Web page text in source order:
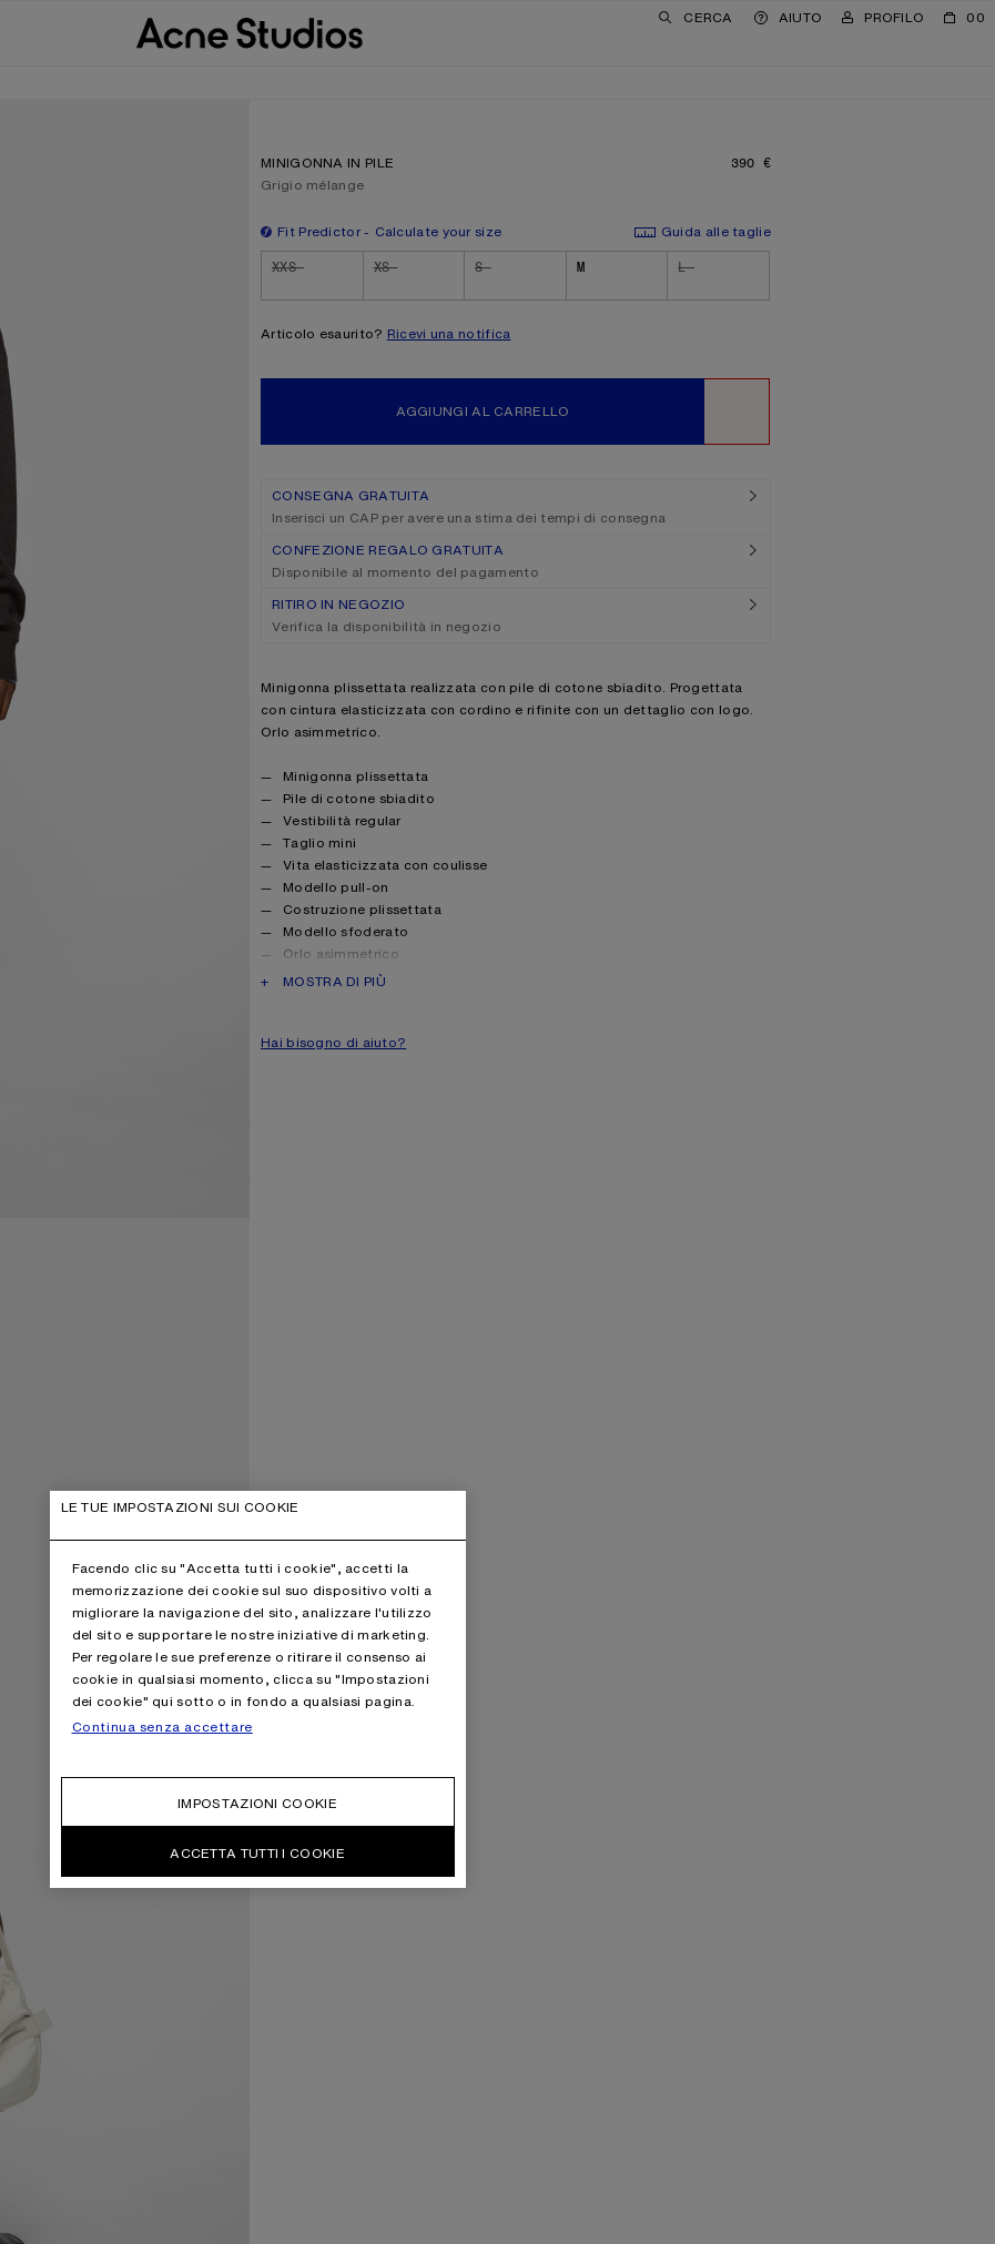
CERCA AIUTO PROFILO 00
MINIGONNA IN PILE PREZZO: 390 €.
390 €
Colore attuale:
Grigio mélange
Fit Predictor Calculate your size
Guida alle taglie
Size
XXS XS S M L
Articolo esaurito? Ricevi una notifica
AGGIUNGI AL CARRELLO
CONSEGNA GRATUITA
Inserisci un CAP per avere una stima dei tempi di consegna
CONFEZIONE REGALO GRATUITA
Disponibile al momento del pagamento
RITIRO IN NEGOZIO
Verifica la disponibilità in negozio
Product description
Minigonna plissettata realizzata con pile di cotone sbiadito. Progettata
con cintura elasticizzata con cordino e rifinite con un dettaglio con logo.
Orlo asimmetrico.
Product details
Minigonna plissettata
Pile di cotone sbiadito
Vestibilità regular
Taglio mini
Vita elasticizzata con coulisse
Modello pull-on
Costruzione plissettata
Modello sfoderato
Orlo asimmetrico
Vita regolabile
ID modello: FN-WN-SKIR000850
PRODUCT DESCRIPTION
MOSTRA DI PIÙ
Hai bisogno di aiuto?
LE TUE IMPOSTAZIONI SUI COOKIE
Facendo clic su "Accetta tutti i cookie", accetti la
memorizzazione dei cookie sul suo dispositivo volti a
migliorare la navigazione del sito, analizzare l'utilizzo
del sito e supportare le nostre iniziative di marketing.
Per regolare le sue preferenze o ritirare il consenso ai
cookie in qualsiasi momento, clicca su "Impostazioni
dei cookie" qui sotto o in fondo a qualsiasi pagina.
Continua senza accettare
IMPOSTAZIONI COOKIE
ACCETTA TUTTI I COOKIE